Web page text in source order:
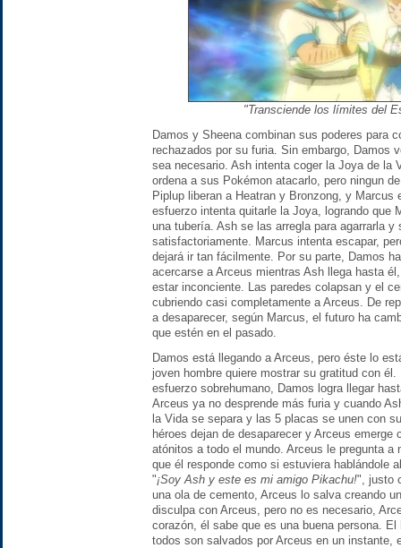
"Transciende los límites del
Damos y Sheena combinan sus poderes para
rechazados por su furia. Sin embargo, Damos
sea necesario. Ash intenta coger la Joya de la
ordena a sus Pokémon atacarlo, pero ningun
Piplup liberan a Heatran y Bronzong, y Marcus
esfuerzo intenta quitarle la Joya, logrando que
una tubería. Ash se las arregla para agarrarla
satisfactoriamente. Marcus intenta escapar,
dejará ir tan fácilmente. Por su parte, Damos
acercarse a Arceus mientras Ash llega hasta
estar inconciente. Las paredes colapsan y el
cubriendo casi completamente a Arceus. De
a desaparecer, según Marcus, el futuro ha
que estén en el pasado.
Damos está llegando a Arceus, pero éste lo
joven hombre quiere mostrar su gratitud con
esfuerzo sobrehumano, Damos logra llegar
Arceus ya no desprende más furia y cuando
la Vida se separa y las 5 placas se unen con
héroes dejan de desaparecer y Arceus
atónitos a todo el mundo. Arceus le pregunta a
que él responde como si estuviera hablándole
"¡Soy Ash y este es mi amigo Pikachu!", justo
una ola de cemento, Arceus lo salva creando
disculpa con Arceus, pero no es necesario,
corazón, él sabe que es una buena persona.
todos son salvados por Arceus en un instante,